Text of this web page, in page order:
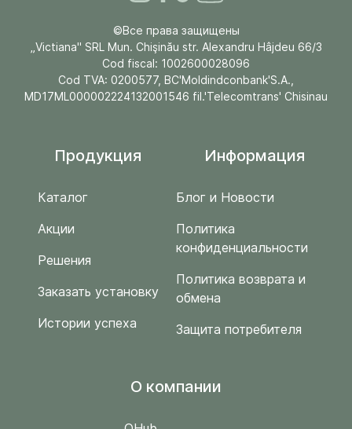
©Все права защищены
„Victiana" SRL Mun. Chişinău str. Alexandru Hâjdeu 66/3
Cod fiscal: 1002600028096
Cod TVA: 0200577, BC'Moldindconbank'S.A.,
MD17ML000002224132001546 fil.'Telecomtrans' Chisinau
Продукция
Каталог
Акции
Решения
Заказать установку
Истории успеха
Информация
Блог и Новости
Политика
конфиденциальности
Политика возврата и
обмена
Защита потребителя
O компании